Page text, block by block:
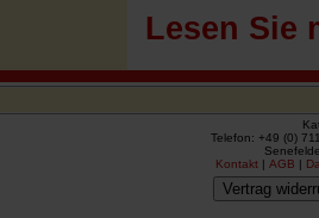
Lesen Sie
Telefon: +49 (0)
Kontakt |AGB |
Vertrag